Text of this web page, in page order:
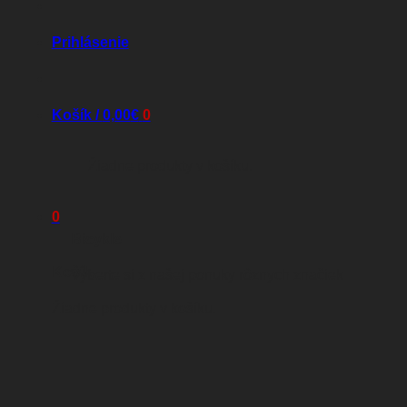
Prihlásenie
Košík /0,00€ 0
0